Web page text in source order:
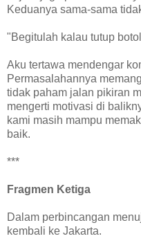
Keduanya sama-sama
"Begitulah kalau tutup
Aku tertawa mendengar
Permasalahannya
tidak paham jalan pikiran
mengerti motivasi di
kami masih mampu
baik.
***
Fragmen Ketiga
Dalam perbincangan
kembali ke Jakarta.